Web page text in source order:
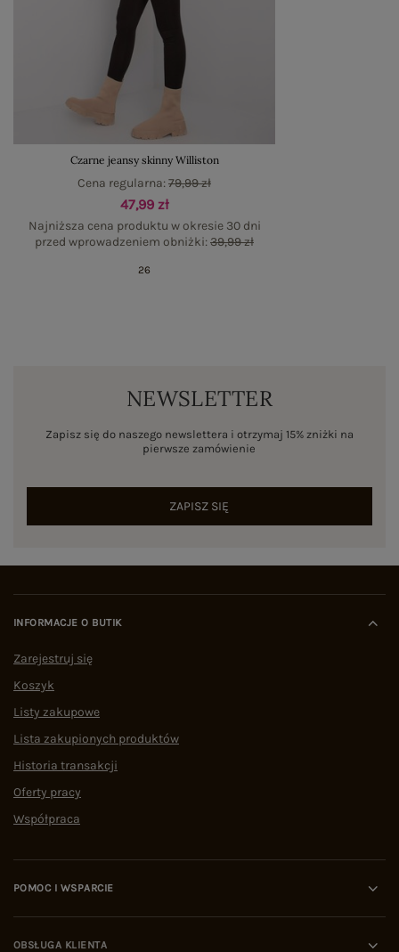
Czarne jeansy skinny Williston
47,99 zł
Najniższa cena produktu w okresie 30 dni
przed wprowadzeniem obniżki:39,99 zł
Cena regularna:79,99 zł
26
NEWSLETTER
Zapisz się do naszego newslettera i otrzymaj 15% zniżki na
pierwsze zamówienie
ZAPISZ SIĘ
INFORMACJE O BUTIK
Zarejestruj się
Koszyk
Listy zakupowe
Lista zakupionych produktów
Historia transakcji
Oferty pracy
Współpraca
POMOC I WSPARCIE
OBSŁUGA KLIENTA